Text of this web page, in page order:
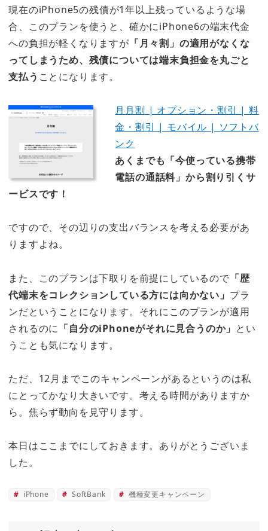
現在のiPhone5の残債が1年以上残っているような場
合、このプランを使うと、確かにiPhone6の端末代金
への負担が軽くなりますが 「月々割」の適用がなくな
ってしまうため、残債については端末負担金を丸ごと
支払う ことになります。
月月割 | オプション・割引 | 料
金・割引 | モバイル | ソフトバ
ンク
あくまでも「今使っている携帯
電話の通話料」から割り引くサ
ービスです！
ですので、その辺りの支出バランスを考える必要があ
りますよね。
また、このプランは下取りを前提にしているので 「歴
代端末をコレクションしている方には向かない」 プラ
ンだということになります。それにこのプランが適用
されるのに 「自分のiPhoneがそれに見合うのか」 とい
うことも気になります。
ただ、12月までこのキャンペーンがあるというのは私
にとってかなり大きいです。考える時間がありますか
ら。焦らず動向を見守ります。
本日はここまでにしておきます。ありがとうございま
した。
iPhone SoftBank 機種変更キャンペーン